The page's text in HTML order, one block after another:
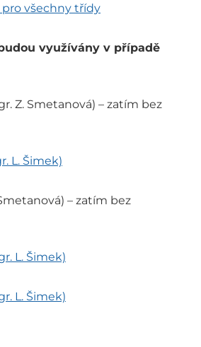
pro všechny třídy
využívány v případě
Z. Smetanová) – zatím bez
L. Šimek)
– zatím bez
L. Šimek)
L. Šimek)